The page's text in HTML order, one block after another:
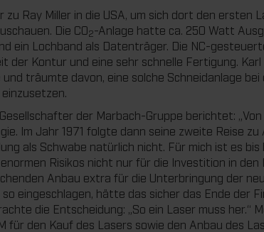
Ray Miller in die USA, um sich dort den ersten
Die CO2-Anlage hatte ca. 250 Watt
ein Lochband als Datenträger. Die NC-
der Kontur und eine sehr schnelle Fertigung.
träumte davon, eine solche Schneidanlage bei
der Marbach-Gruppe berichtet: „Von
Im Jahr 1971 folgte dann seine zweite Reise zu
als Schwabe natürlich nicht. Für mich ist es
Risikos nicht nur für die Investition in den
Anbau extra für die Unterbringung der
eingeschlagen, hätte das sicher das Ende der
die Entscheidung: „So ein Laser muss her.“
für den Kauf des Lasers sowie den Anbau des